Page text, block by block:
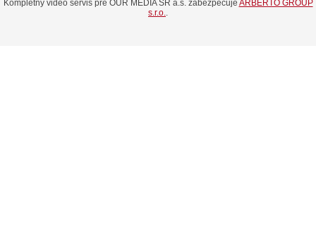
Kompletný video servis pre OUR MEDIA SR a.s. zabezpečuje ARBERTO GROUP
s.r.o.